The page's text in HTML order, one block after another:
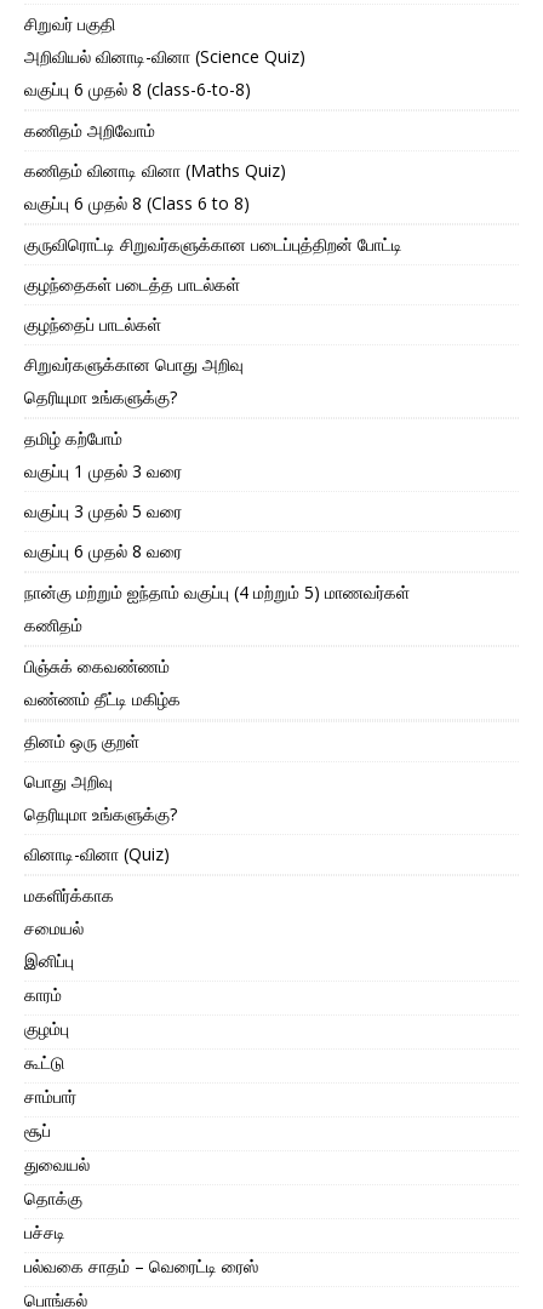
சிறுவர் பகுதி
அறிவியல் வினாடி-வினா (Science Quiz)
வகுப்பு 6 முதல் 8 (class-6-to-8)
கணிதம் அறிவோம்
கணிதம் வினாடி வினா (Maths Quiz)
வகுப்பு 6 முதல் 8 (Class 6 to 8)
குருவிரொட்டி சிறுவர்களுக்கான படைப்புத்திறன் போட்டி
குழந்தைகள் படைத்த பாடல்கள்
குழந்தைப் பாடல்கள்
சிறுவர்களுக்கான பொது அறிவு
தெரியுமா உங்களுக்கு?
தமிழ் கற்போம்
வகுப்பு 1 முதல் 3 வரை
வகுப்பு 3 முதல் 5 வரை
வகுப்பு 6 முதல் 8 வரை
நான்கு மற்றும் ஐந்தாம் வகுப்பு (4 மற்றும் 5) மாணவர்கள்
கணிதம்
பிஞ்சுக் கைவண்ணம்
வண்ணம் தீட்டி மகிழ்க
தினம் ஒரு குறள்
பொது அறிவு
தெரியுமா உங்களுக்கு?
வினாடி-வினா (Quiz)
மகளிர்க்காக
சமையல்
இனிப்பு
காரம்
குழம்பு
கூட்டு
சாம்பார்
சூப்
துவையல்
தொக்கு
பச்சடி
பல்வகை சாதம் – வெரைட்டி ரைஸ்
பொங்கல்